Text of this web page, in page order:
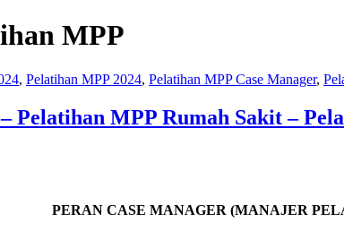
MPP
, Pelatihan MPP 2024, Pelatihan MPP Case Manager,
Pelatihan MPP Rumah Sakit –
PERAN CASE MANAGER (MANAJER